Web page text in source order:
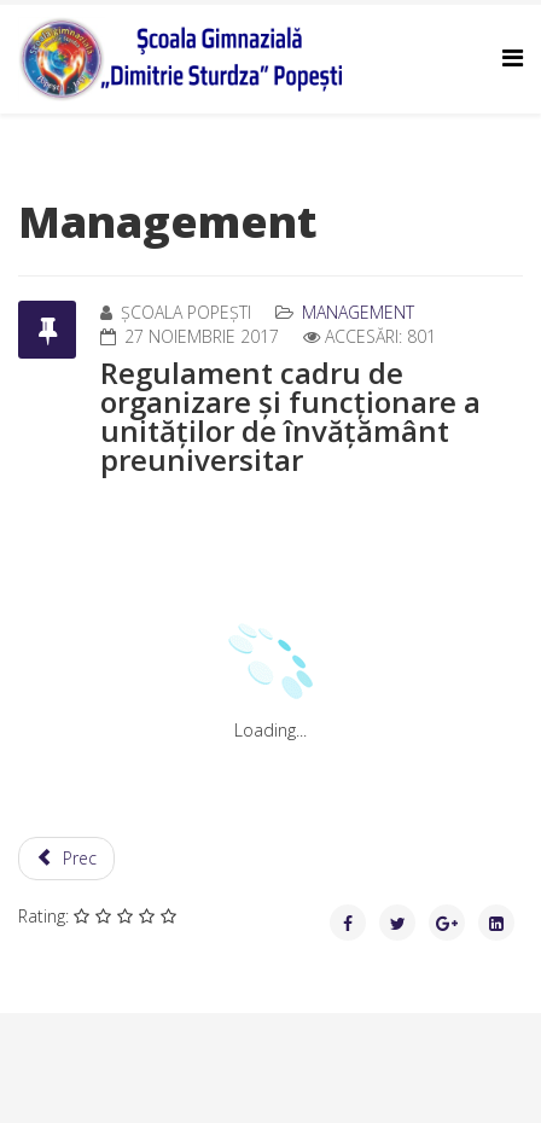
Management
ȘCOALA POPEȘTI
MANAGEMENT
27 NOIEMBRIE 2017
ACCESĂRI: 801
Regulament cadru de
organizare și funcționare a
unităților de învățământ
preuniversitar
Loading...
Prec
Rating: